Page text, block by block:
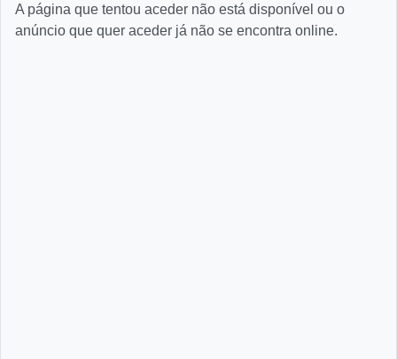
A página que tentou aceder não está disponível ou o
anúncio que quer aceder já não se encontra online.